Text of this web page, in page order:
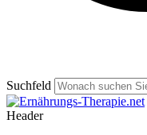
Suchfeld
Header